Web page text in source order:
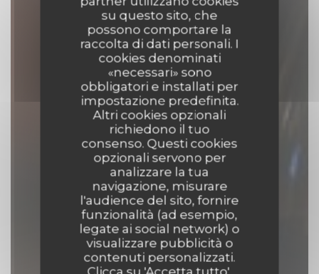
su questo sito, che
possono comportare la
raccolta di dati personali. I
cookies denominati
«necessari» sono
obbligatori e installati per
impostazione predefinita.
Altri cookies opzionali
richiedono il tuo
consenso. Questi cookies
opzionali servono per
analizzare la tua
navigazione, misurare
l'audience del sito, fornire
funzionalità (ad esempio,
legate ai social network) o
visualizzare pubblicità o
contenuti personalizzati.
Clicca su 'Accetta tutto',
Le Vieux Crapaud
PUB| PARIS